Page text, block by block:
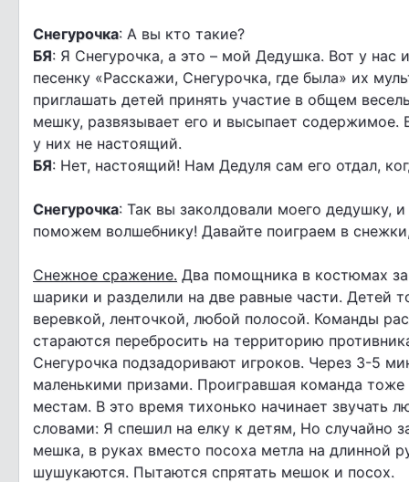
Снегурочка: А вы кто такие?
БЯ: Я Снегурочка, а это – мой Дедушка. Вот у
песенку «Расскажи, Снегурочка, где была» их
приглашать детей принять участие в общем
мешку, развязывает его и высыпает
у них не настоящий.
БЯ: Нет, настоящий! Нам Дедуля сам его отдал,
Снегурочка: Так вы заколдовали моего дедушку,
поможем волшебнику! Давайте поиграем в
Снежное сражение. Два помощника в костюмах
шарики и разделили на две равные части. Детей
веревкой, ленточкой, любой полосой. Команды
стараются перебросить на территорию
Снегурочка подзадоривают игроков. Через 3-5
маленькими призами. Проигравшая команда
местам. В это время тихонько начинает звучать
словами: Я спешил на елку к детям, Но случайно
мешка, в руках вместо посоха метла на длинной
шушукаются. Пытаются спрятать мешок и посох.